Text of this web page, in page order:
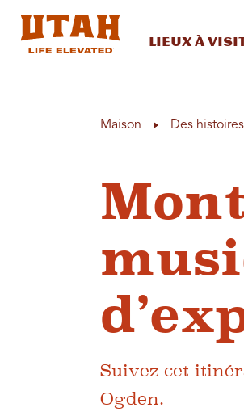
Lieux à
Maison Des
Suivez cet
Ogden.